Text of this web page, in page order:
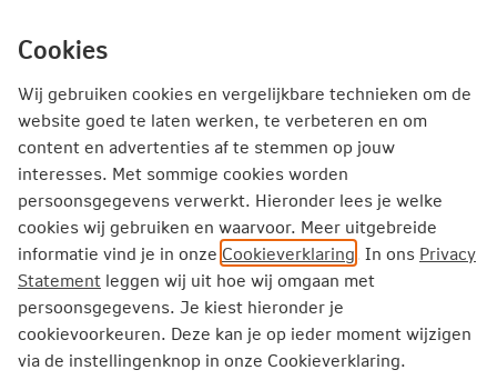
direct
naar
Producten Service en Contact Inspiratie
Particulier Zorgverzekering
Vergoedingen
Waarschuwingsinstallatie
Waarschuwingsinstallatie
Wek- en waarschuwingsinstallaties zijn bedoeld voor
slechthorenden. Denk aan belsystemen waarbij de
deurbel en de telefoonbel worden vervangen door
Cookies
Wij gebruiken cookies en vergelijkbare technieken om de
website goed te laten werken, te verbeteren en om
content en advertenties af te stemmen op jouw
interesses. Met sommige cookies worden
persoonsgegevens verwerkt. Hieronder lees je welke
cookies wij gebruiken en waarvoor. Meer uitgebreide
informatie vind je in onze Cookieverklaring. In ons Privacy
Statement leggen wij uit hoe wij omgaan met
persoonsgegevens. Je kiest hieronder je
cookievoorkeuren. Deze kan je op ieder moment wijzigen
via de instellingenknop in onze Cookieverklaring.